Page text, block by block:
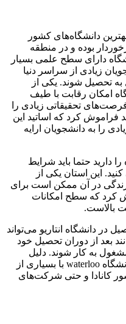
دانشگاه‌های کشور
بوده و در منطقه
دارای سطح علمی بسیار
زیادی از سراسر دنیا
به تحصیل شوند. یکی از
امکان رقابت با طیف
تحقیقاتی زیادی را
فراموش کرد که اساتید این
را به دانشجویان ارایه
دارید حتما باید شرایط
این استان یکی از
زندگی در آن ممکن است برای
کرد که سطح امکانات
بالاست.
در دانشگاه انتاریو می‌تواند
بعد از دوران تحصیل خود
به کار شوند. دلیل
اصلی این موضوع نیز این است که دانشگاه waterloo با بسیاری از
کانادا و حتی شرکت‌های